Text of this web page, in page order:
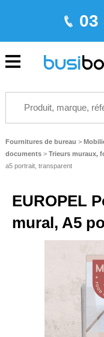
03
Fournitures de bureau >
documents > Trieurs muraux,
a5 portrait, transparent
EUROPEL
mural, A5